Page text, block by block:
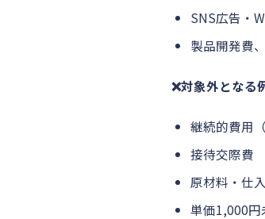
SNS広告・
製品開発費
❌対象外となる
継続的費用
接待交際費
原材料・仕
単価1,000円